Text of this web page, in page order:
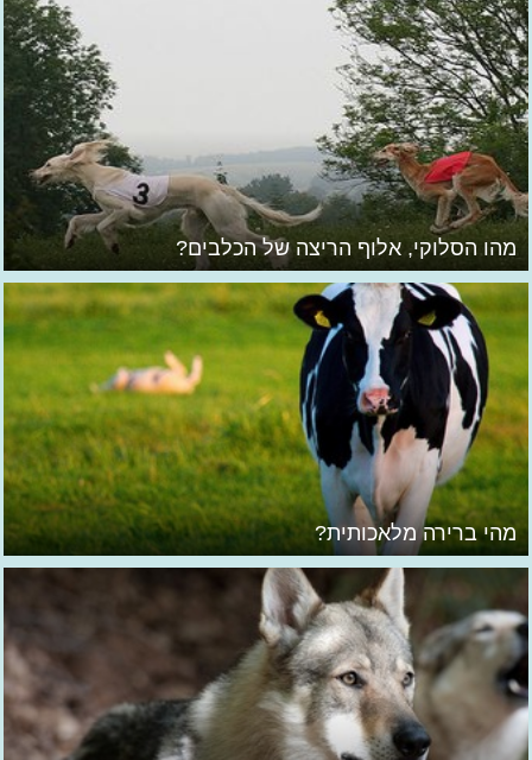
מהו הסלוקי, אלוף הריצה של הכלבים?
מהי ברירה מלאכותית?